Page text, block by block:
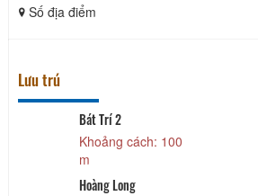
Số địa điểm
Lưu trú
Bát Trí 2
Khoảng cách: 100
m
Hoàng Long